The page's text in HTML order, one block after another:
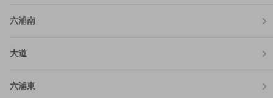
六浦南
大道
六浦東